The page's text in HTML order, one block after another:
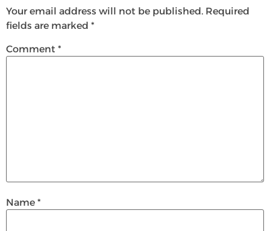
Your email address will not be published. Required
fields are marked *
Comment *
Name *